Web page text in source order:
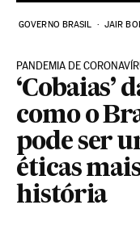
GOVERNO BRASIL JAIR
PANDEMIA DE
como o
pode ser
éticas
história